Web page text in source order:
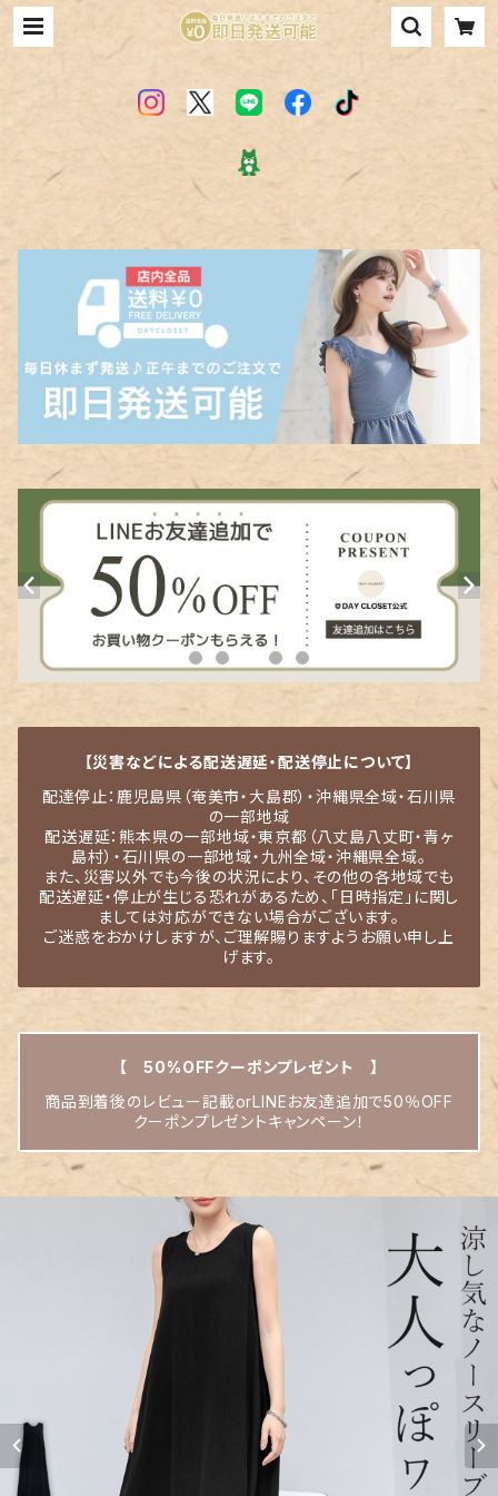
【災害などによる配送遅延・配送停止について】
配達停止：鹿児島県（奄美市・大島郡）・沖縄県全域・石川県
の一部地域
配送遅延：熊本県の一部地域・東京都（八丈島八丈町・青ヶ
島村）・石川県の一部地域・九州全域・沖縄県全域。
また、災害以外でも今後の状況により、その他の各地域でも
配送遅延・停止が生じる恐れがあるため、「日時指定」に関し
ましては対応ができない場合がございます。
ご迷惑をおかけしますが、ご理解賜りますようお願い申し上
げます。
【 50%OFFクーポンプレゼント 】
商品到着後のレビュー記載orLINEお友達追加で50％OFF
クーポンプレゼントキャンペーン！